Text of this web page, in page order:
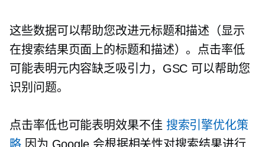
这些数据可以帮助您改进元标题和描述（显示
在搜索结果页面上的标题和描述）。点击率低
可能表明元内容缺乏吸引力，GSC 可以帮助您
识别问题。
点击率低也可能表明效果不佳 搜索引擎优化策
略因为 Google 会根据相关性对搜索结果进行